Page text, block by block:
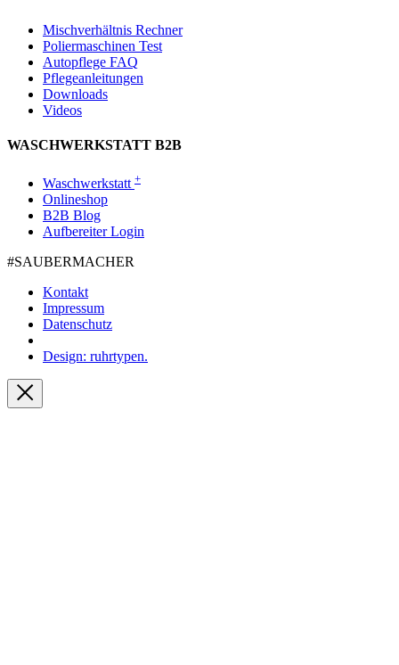
Mischverhältnis Rechner
Poliermaschinen Test
Autopflege FAQ
Pflegeanleitungen
Downloads
Videos
WASCHWERKSTATT B2B
Waschwerkstatt +
Onlineshop
B2B Blog
Aufbereiter Login
#SAUBER­MACHER
Kontakt
Impressum
Datenschutz
Design: ruhrtypen.